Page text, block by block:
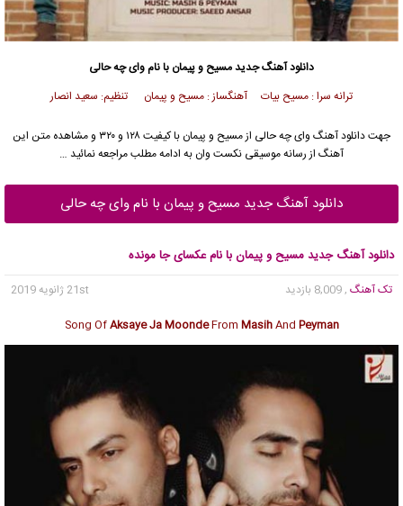
دانلود آهنگ جدیدمسیح وپیمان با نام وای چه حالی
ترانه سرا : مسیح بیات آهنگساز : مسیح و پیمان تنظیم: سعید انصار
جهت دانلود آهنگ وای چه حالی ازمسیح و پیمان
با کیفیت ۱۲۸ و ۳۲۰ و مشاهده متن این
آهنگ از رسانه موسیقی نکست وان به ادامه مطلب مراجعه نمائید …
دانلود آهنگ جدید مسیح و پیمان با نام وای چه حالی
دانلود آهنگ جدید مسیح و پیمان با نام عکسای جا مونده
تک آهنگ , 8,009 بازدید
21st ژانویه 2019
Song OfAksaye Ja MoondeFrom MasihAnd Peyman